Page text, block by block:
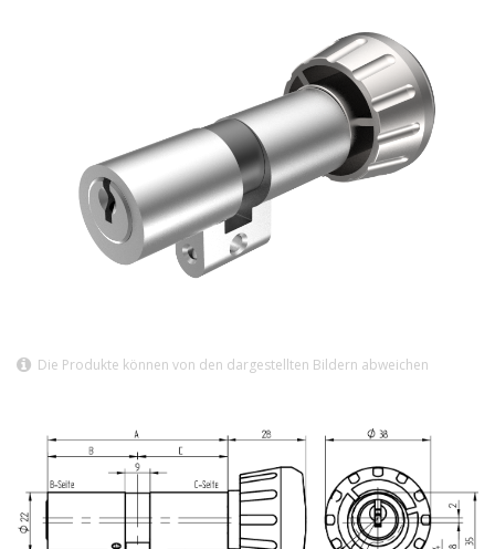
Die Produkte können von den dargestellten Bildern abweichen